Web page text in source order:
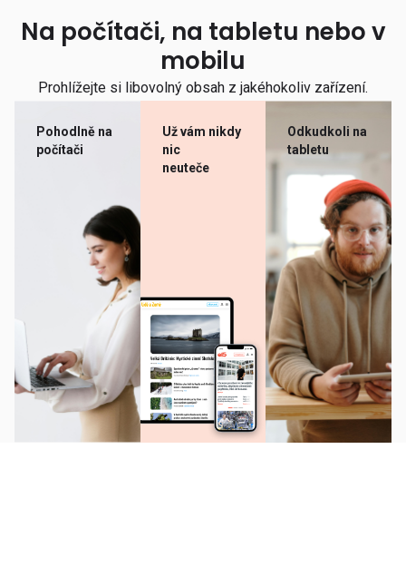
Na počítači, na tabletu nebo v
mobilu
Prohlížejte si libovolný obsah z jakéhokoliv zařízení.
Pohodlně na
počítači
Už vám nikdy
nic
neuteče
Odkudkoli na
tabletu